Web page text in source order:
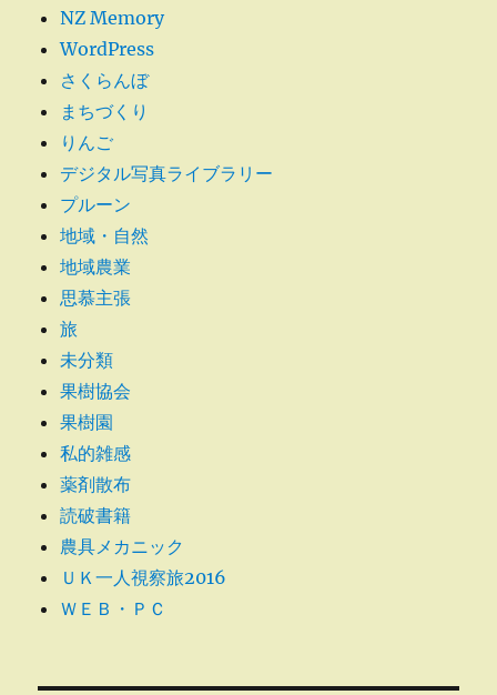
NZ Memory
WordPress
さくらんぼ
まちづくり
りんご
デジタル写真ライブラリー
プルーン
地域・自然
地域農業
思慕主張
旅
未分類
果樹協会
果樹園
私的雑感
薬剤散布
読破書籍
農具メカニック
ＵＫ一人視察旅2016
ＷＥＢ・ＰＣ